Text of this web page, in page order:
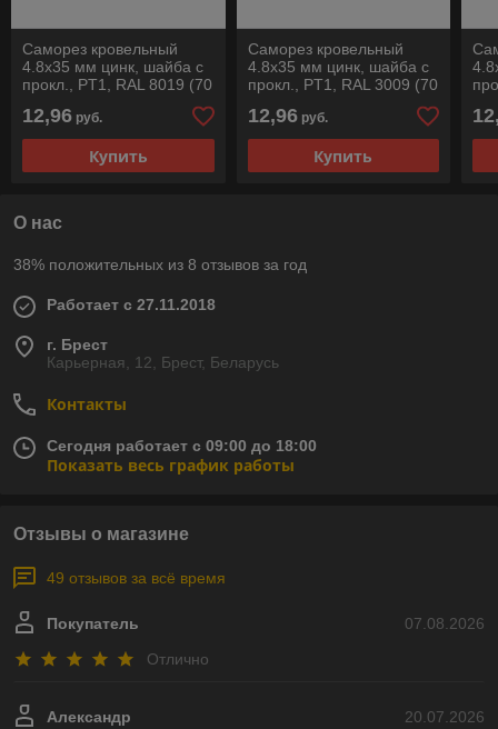
Саморез кровельный
4.8х35 мм цинк, шайба с
прокл., PT1, RAL 8019 (70
шт в пласт. конт.) STARFIX
12,96 руб.
Купить
Саморез кровельный
4.8х35 мм цинк, шайба с
прокл., PT1, RAL 3009 (70
шт в пласт. конт.) STARFIX
12,96руб.
Купить
О нас
38% положительных из 8 отзывов за год
Работает с 27.11.2018
г. Брест
Карьерная, 12, Брест, Беларусь
Контакты
Сегодня работает с 09:00 до 18:00
Показать весь график работы
Отзывы о магазине
49 отзывов за всё время
07.08.2026
Покупатель
Отлично
20.07.2026
Александр